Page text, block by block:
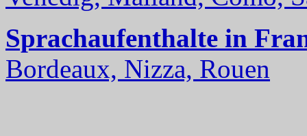
Sprachaufenthalte in
Bordeaux, Nizza, Rouen